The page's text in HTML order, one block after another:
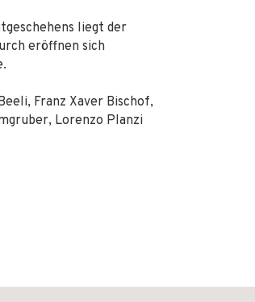
liegt der
eröffnen sich
Franz Xaver Bischof,
Lorenzo Planzi